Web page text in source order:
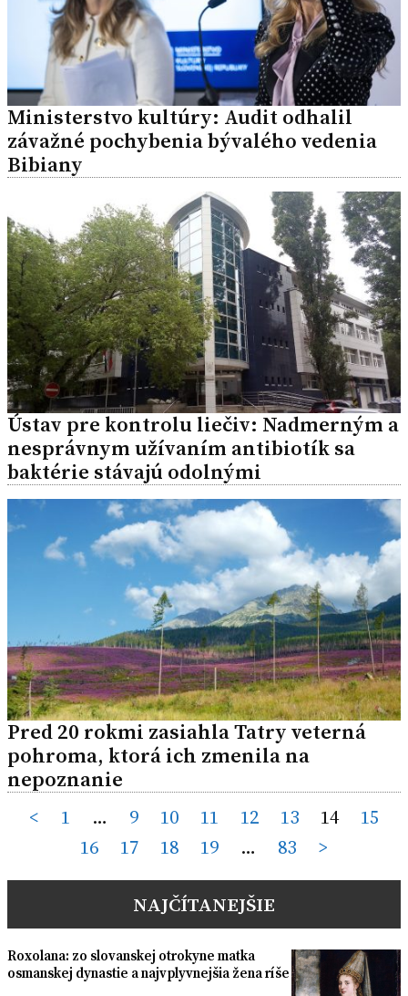
Ministerstvo kultúry: Audit odhalil
závažné pochybenia bývalého vedenia
Bibiany
Ústav pre kontrolu liečiv: Nadmerným a
nesprávnym užívaním antibiotík sa
baktérie stávajú odolnými
Pred 20 rokmi zasiahla Tatry veterná
pohroma, ktorá ich zmenila na
nepoznanie
Posts
pagination
< 1 … 9 10 11 12 13 14
15
16
17 18 19 … 83 >
NAJČÍTANEJŠIE
Roxolana: zo slovanskej otrokyne matka
osmanskej dynastie a najvplyvnejšia žena ríše